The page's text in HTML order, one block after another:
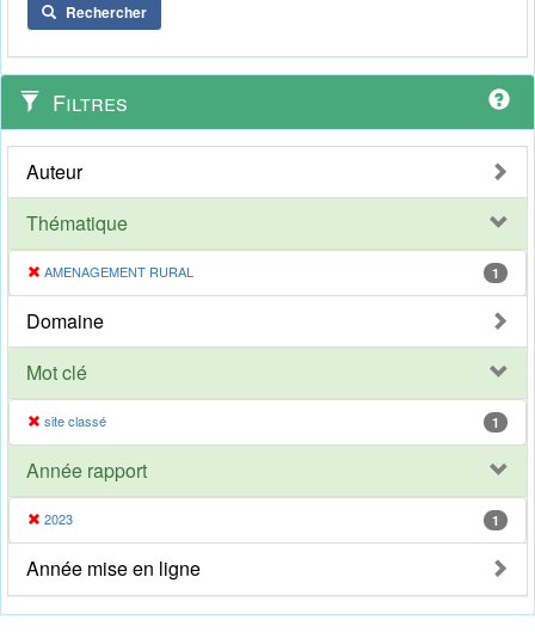
Rechercher
Filtres
Auteur
Thématique
AMENAGEMENT RURAL 1
Domaine
Mot clé
site classé 1
Année rapport
2023 1
Année mise en ligne